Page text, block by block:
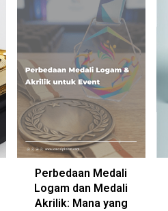
Perbedaan Medali
Logam dan Medali
Akrilik: Mana yang